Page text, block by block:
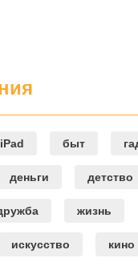
iPad быт
деньги детство
жизнь
искусство кино